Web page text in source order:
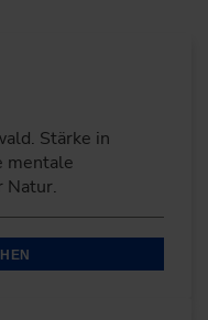
Stärke in
mentale
Natur.